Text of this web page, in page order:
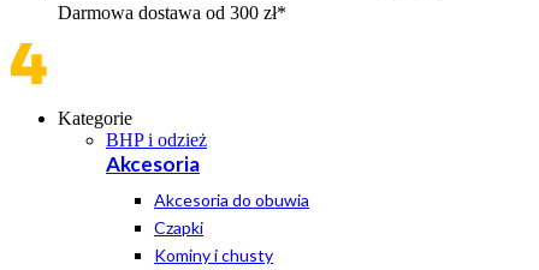
Darmowa dostawa od 300 zł*
Kategorie
BHP i odzież
Akcesoria
Akcesoria do obuwia
Czapki
Kominy i chusty